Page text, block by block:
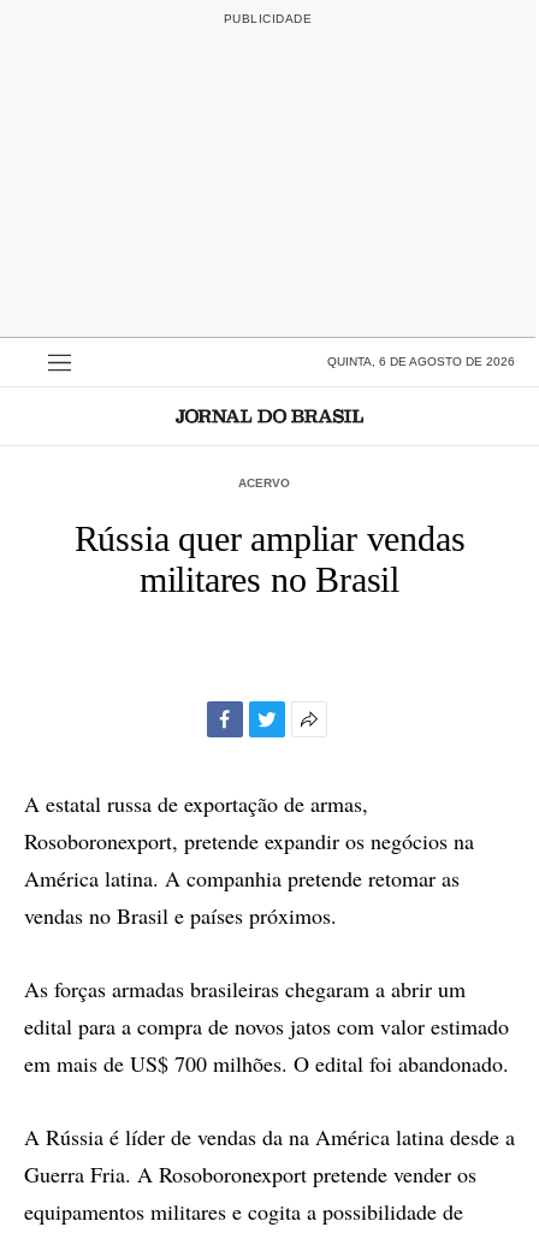
QUINTA, 6 DE AGOSTO DE 2026
ACERVO
Rússia quer ampliar vendas
militares no Brasil
compartilhamento
A estatal russa de exportação de armas,
Rosoboronexport, pretende expandir os negócios na
América latina. A companhia pretende retomar as
vendas no Brasil e países próximos.
As forças armadas brasileiras chegaram a abrir um
edital para a compra de novos jatos com valor estimado
em mais de US$ 700 milhões. O edital foi abandonado.
A Rússia é líder de vendas da na América latina desde a
Guerra Fria. A Rosoboronexport pretende vender os
equipamentos militares e cogita a possibilidade de